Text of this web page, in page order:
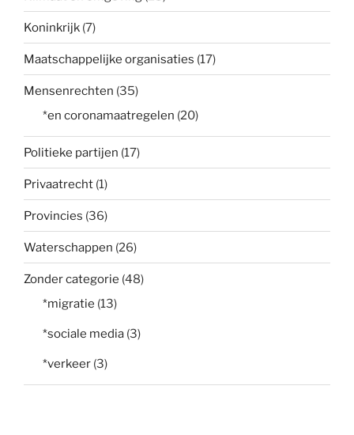
Koninkrijk (7)
Maatschappelijke organisaties (17)
Mensenrechten (35)
*en coronamaatregelen (20)
Politieke partijen (17)
Privaatrecht (1)
Provincies (36)
Waterschappen (26)
Zonder categorie (48)
*migratie (13)
*sociale media (3)
*verkeer (3)